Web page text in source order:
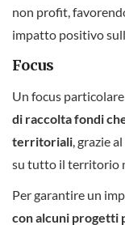
non profit,
impatto positivo
Focus
Un focus
di raccolta fondi
territoriali, grazie
su tutto il territorio
Per garantire un
con alcuni progetti